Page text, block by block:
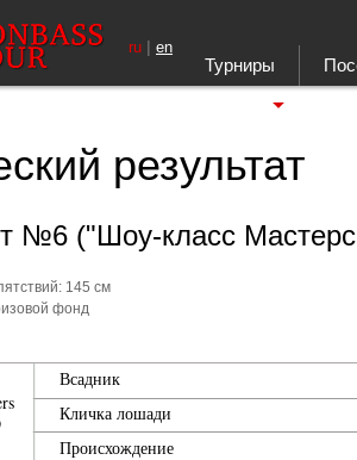
Турниры
ru | en
результат
№6 ("Шоу-класс
145 см
фонд
Всадник
Кличка лошади
Происхождение